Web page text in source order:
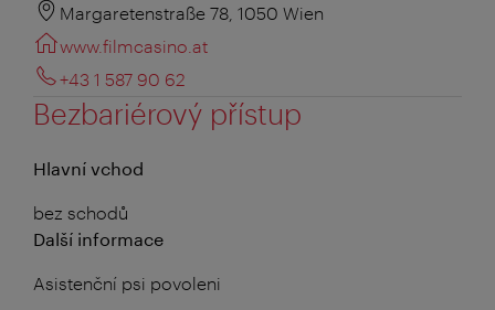
Margaretenstraße 78, 1050 Wien
www.filmcasino.at
+43 1 587 90 62
Bezbariérový přístup
Hlavní vchod
bez schodů
Další informace
Asistenční psi povoleni